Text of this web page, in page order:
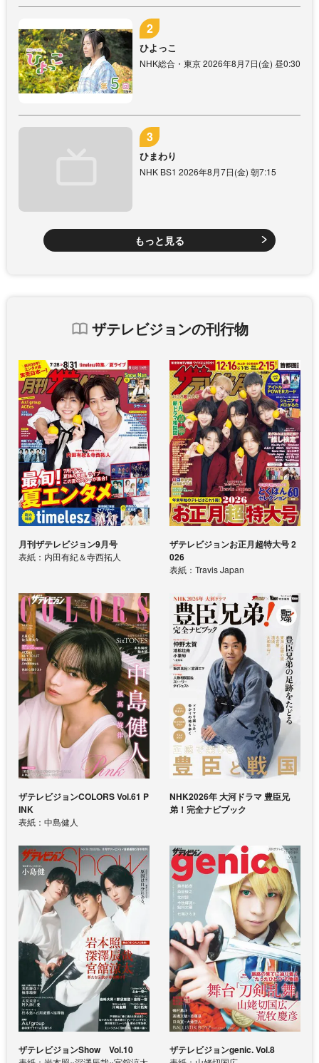
ひよっこ
NHK総合・東京 2026年8月7日(金) 昼0:30
ひまわり
NHK BS1 2026年8月7日(金) 朝7:15
もっと見る
ザテレビジョンの刊行物
月刊ザテレビジョン9月号
表紙：内田有紀＆寺西拓人
ザテレビジョンお正月超特大号 2
026
表紙：Travis Japan
ザテレビジョンCOLORS Vol.61 P
INK
表紙：中島健人
NHK2026年 大河ドラマ 豊臣兄
弟！完全ナビブック
ザテレビジョンShow Vol.10 ザテレビジョンgenic. Vol.8